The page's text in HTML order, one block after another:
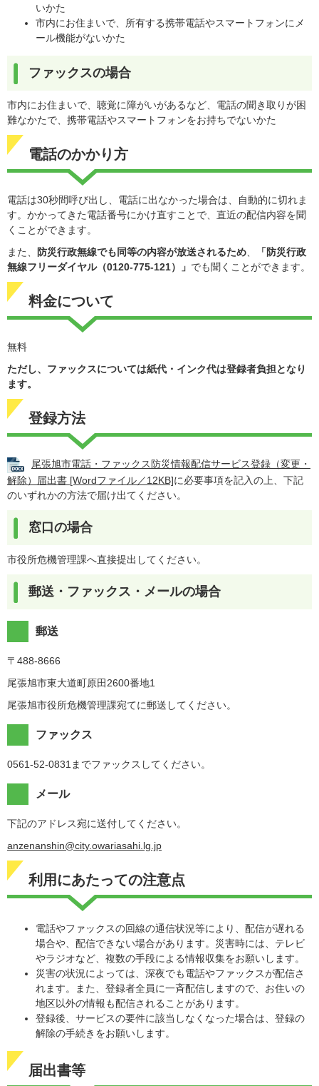
いかた
市内にお住まいで、所有する携帯電話やスマートフォンにメ
ール機能がないかた
ファックスの場合
市内にお住まいで、聴覚に障がいがあるなど、電話の聞き取りが困
難なかたで、携帯電話やスマートフォンをお持ちでないかた
電話のかかり方
電話は30秒間呼び出し、電話に出なかった場合は、自動的に切れま
す。かかってきた電話番号にかけ直すことで、直近の配信内容を聞
くことができます。
また、
防災行政無線でも同等の内容が放送されるため、
「防災行政
無線フリーダイヤル（0120-775-121）」 でも聞くことができます。
料金について
無料
ただし、ファックスについては紙代・インク代は登録者負担となり
ます。
登録方法
尾張旭市電話・ファックス防災情報配信サービス登録（変更・
解除）届出書 [Wordファイル／12KB]に必要事項を記入の上、下記
のいずれかの方法で届け出てください。
窓口の場合
市役所危機管理課へ直接提出してください。
郵送・ファックス・メールの場合
郵送
〒488-8666
尾張旭市東大道町原田2600番地1
尾張旭市役所危機管理課宛てに郵送してください。
ファックス
0561-52-0831までファックスしてください。
メール
下記のアドレス宛に送付してください。
anzenanshin@city.owariasahi.lg.jp
利用にあたっての注意点
電話やファックスの回線の通信状況等により、配信が遅れる
場合や、配信できない場合があります。災害時には、テレビ
やラジオなど、複数の手段による情報収集をお願いします。
災害の状況によっては、深夜でも電話やファックスが配信さ
れます。また、登録者全員に一斉配信しますので、お住いの
地区以外の情報も配信されることがあります。
登録後、サービスの要件に該当しなくなった場合は、登録の
解除の手続きをお願いします。
届出書等